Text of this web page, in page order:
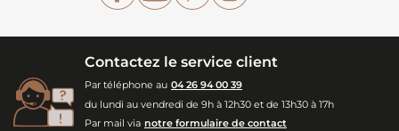
Contactez le service client
Par téléphone au 04 26 94 00 39
du lundi au vendredi de 9h à 12h30 et de 13h30 à 17h
Par mail via notre formulaire de contact